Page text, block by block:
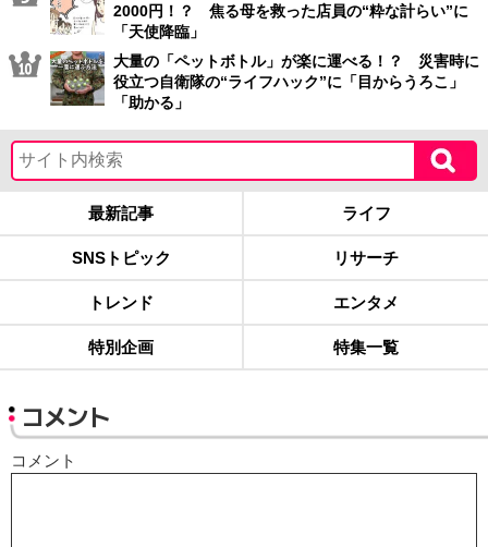
2000円！？ 焦る母を救った店員の“粋な計らい”に
「天使降臨」
大量の「ペットボトル」が楽に運べる！？ 災害時に
役立つ自衛隊の“ライフハック”に「目からうろこ」
「助かる」
最新記事 ライフ
SNSトピック リサーチ
トレンド エンタメ
特別企画 特集一覧
コメント
コメント